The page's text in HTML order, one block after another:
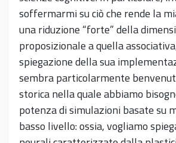
soffermarmi su ciò che rende la
una riduzione “forte” della
proposizionale a quella
spiegazione della sua
sembra particolarmente
storica nella quale abbiamo
potenza di simulazioni basate su
basso livello: ossia, vogliamo